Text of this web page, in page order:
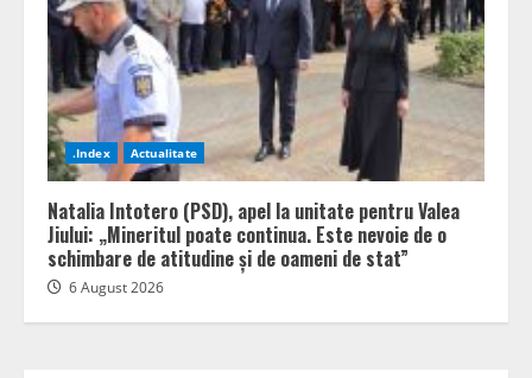
.Index Actualitate
Natalia Intotero (PSD), apel la unitate pentru Valea
Jiului: „Mineritul poate continua. Este nevoie de o
schimbare de atitudine și de oameni de stat”
6 August 2026